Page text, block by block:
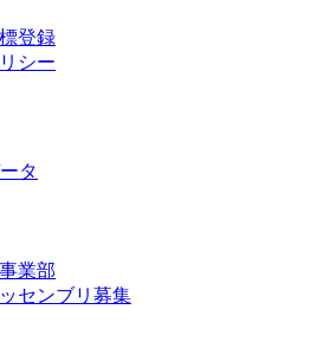
登録
シー
タ
業部
センブリ募集